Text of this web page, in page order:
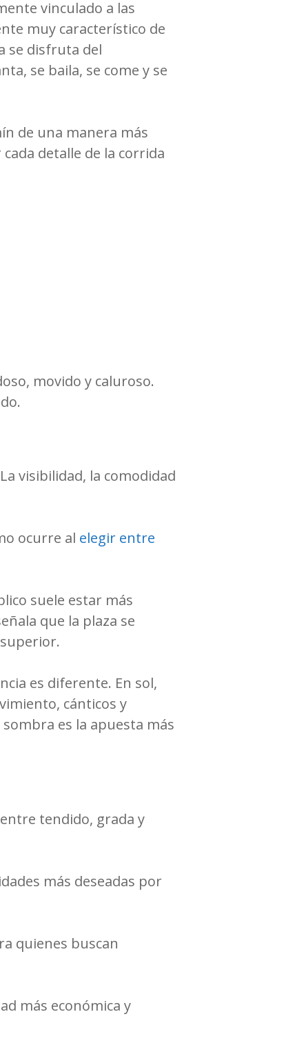
vinculado a las
muy característico de
se disfruta del
se baila, se come y se
de una manera más
detalle de la corrida
movido y caluroso.
visibilidad, la comodidad
ocurre al elegir entre
suele estar más
que la plaza se
es diferente. En sol,
cánticos y
es la apuesta más
tendido, grada y
más deseadas por
quienes buscan
más económica y